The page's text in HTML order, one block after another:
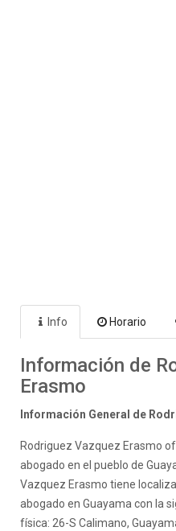
Info Horario
Información de
Erasmo
Información General de
Rodriguez Vazquez Erasmo
abogado en el pueblo de
Vazquez Erasmo tiene
abogado en Guayama con la
física: 26-S Calimano,